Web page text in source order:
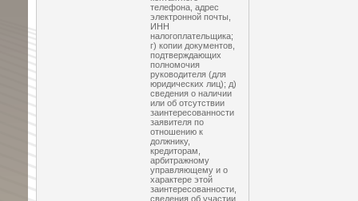
телефона, адрес
электронной почты,
ИНН
налогоплательщика;
г) копии документов,
подтверждающих
полномочия
руководителя (для
юридических лиц); д)
сведения о наличии
или об отсутствии
заинтересованности
заявителя по
отношению к
должнику,
кредиторам,
арбитражному
управляющему и о
характере этой
заинтересованности,
сведения об участии